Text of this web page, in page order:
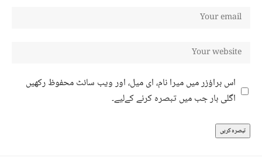
اس براؤزر میں میرا نام، ای میل، اور ویب سائٹ محفوظ رکھیں
اگلی بار جب میں تبصرہ کرنے کےلیے۔